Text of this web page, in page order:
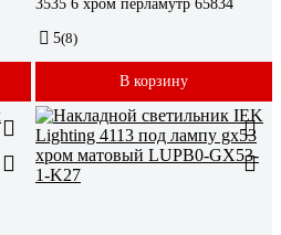
3535 6 хром перламутр 65834
5(8)
В корзину